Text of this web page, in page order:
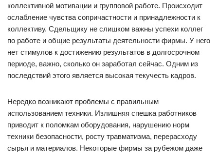
коллективной мотивации и групповой работе. Происходит
ослабление чувства сопричастности и принадлежности к
коллективу. Сдельщику не слишком важны успехи коллег
по работе и общие результаты деятельности фирмы. У него
нет стимулов к достижению результатов в долгосрочном
периоде, важно, сколько он заработал сейчас. Одним из
последствий этого является высокая текучесть кадров.
Нередко возникают проблемы с правильным
использованием техники. Излишняя спешка работников
приводит к поломкам оборудования, нарушению норм
техники безопасности, росту травматизма, перерасходу
сырья и материалов. Некоторые фирмы за рубежом даже